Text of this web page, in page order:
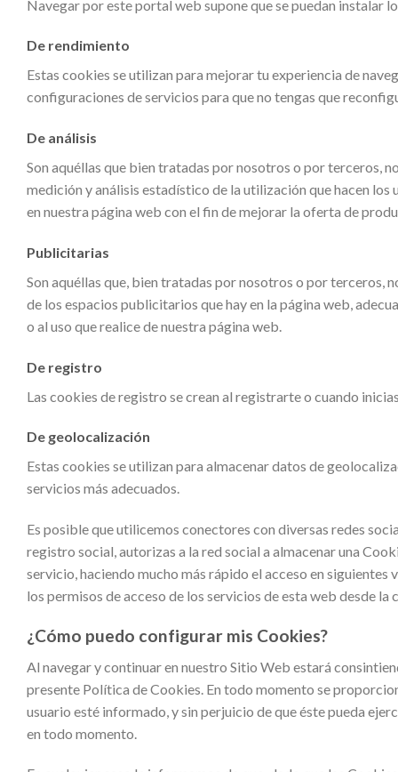
Navegar por este portal web supone que se puedan instalar
De rendimiento
Estas cookies se utilizan para mejorar tu experiencia de
configuraciones de servicios para que no tengas que
De análisis
Son aquéllas que bien tratadas por nosotros o por terceros,
medición y análisis estadístico de la utilización que hacen
en nuestra página web con el fin de mejorar la oferta de
Publicitarias
Son aquéllas que, bien tratadas por nosotros o por
de los espacios publicitarios que hay en la página web,
o al uso que realice de nuestra página web.
De registro
Las cookies de registro se crean al registrarte o cuando
De geolocalización
Estas cookies se utilizan para almacenar datos de
servicios más adecuados.
Es posible que utilicemos conectores con diversas redes
registro social, autorizas a la red social a almacenar una
servicio, haciendo mucho más rápido el acceso en siguientes
los permisos de acceso de los servicios de esta web desde
¿Cómo puedo configurar mis Cookies?
Al navegar y continuar en nuestro Sitio Web estará
presente Política de Cookies. En todo momento se
usuario esté informado, y sin perjuicio de que éste pueda
en todo momento.